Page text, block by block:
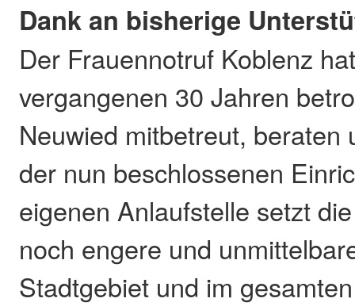
Dank an bisherige
Der Frauennotruf Koblenz
vergangenen 30 Jahren
Neuwied mitbetreut, beraten
der nun beschlossenen
eigenen Anlaufstelle setzt
noch engere und
Stadtgebiet und im